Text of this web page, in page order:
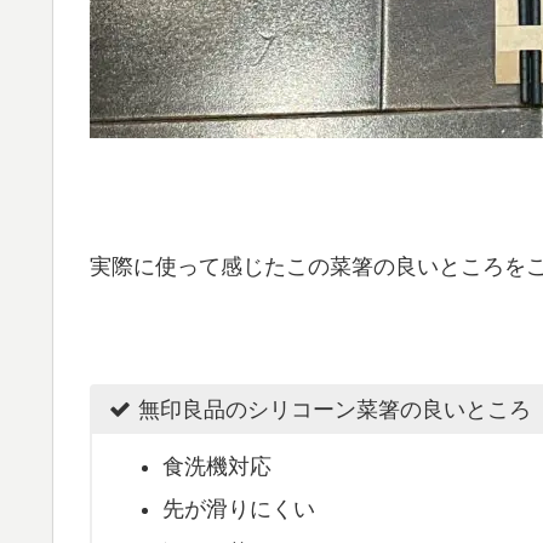
実際に使って感じたこの菜箸の良いところを
無印良品のシリコーン菜箸の良いところ
食洗機対応
先が滑りにくい